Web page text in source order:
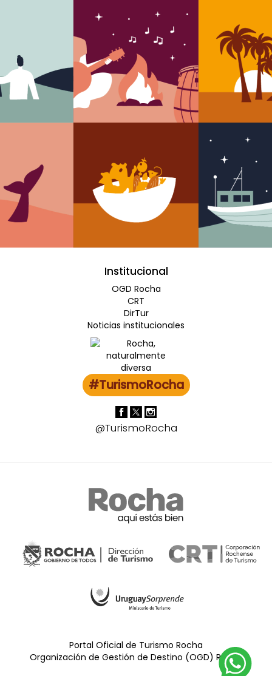
Institucional
OGD Rocha
CRT
DirTur
Noticias institucionales
#TurismoRocha
@TurismoRocha
Portal Oficial de Turismo Rocha
Organización de Gestión de Destino (OGD) Rocha